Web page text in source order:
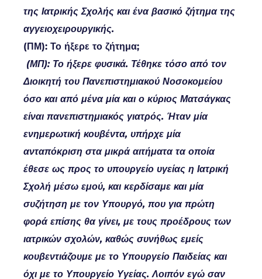
της Ιατρικής Σχολής και ένα βασικό ζήτημα της
αγγειοχειρουργικής.
(ΠΜ): Το ήξερε το ζήτημα;
(ΜΠ): Το ήξερε φυσικά. Τέθηκε τόσο από τον
Διοικητή του Πανεπιστημιακού Νοσοκομείου
όσο και από μένα μία και ο κύριος Ματσάγκας
είναι πανεπιστημιακός γιατρός. Ήταν μία
ενημερωτική κουβέντα, υπήρχε μία
ανταπόκριση στα μικρά αιτήματα τα οποία
έθεσε ως προς το υπουργείο υγείας η Ιατρική
Σχολή μέσω εμού, και κερδίσαμε και μία
συζήτηση με τον Υπουργό, που για πρώτη
φορά επίσης θα γίνει, με τους προέδρους των
ιατρικών σχολών, καθώς συνήθως εμείς
κουβεντιάζουμε με το Υπουργείο Παιδείας και
όχι με το Υπουργείο Υγείας. Λοιπόν εγώ σαν